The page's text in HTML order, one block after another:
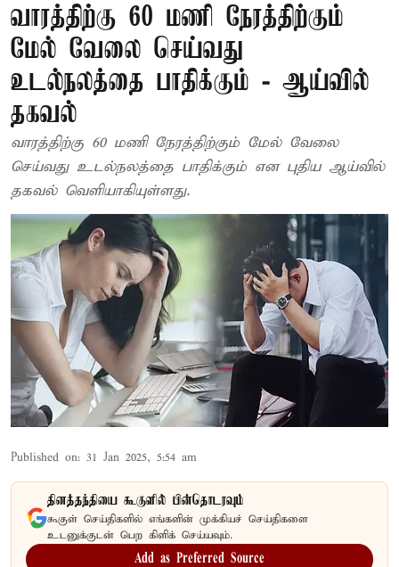
வாரத்திற்கு 60 மணி நேரத்திற்கும்
மேல் வேலை செய்வது
உடல்நலத்தை பாதிக்கும் - ஆய்வில்
தகவல்
வாரத்திற்கு 60 மணி நேரத்திற்கும் மேல் வேலை
செய்வது உடல்நலத்தை பாதிக்கும் என புதிய ஆய்வில்
தகவல் வெளியாகியுள்ளது.
Published on: 31 Jan 2025, 5:54 am
தினத்தந்தியை கூகுளில் பின்தொடரவும்
கூகுள் செய்திகளில் எங்களின் முக்கியச் செய்திகளை
உடனுக்குடன் பெற கிளிக் செய்யவும்.
Add as Preferred Source